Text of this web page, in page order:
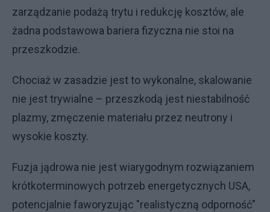
zarządzanie podażą trytu i redukcję kosztów, ale
żadna podstawowa bariera fizyczna nie stoi na
przeszkodzie.
Chociaż w zasadzie jest to wykonalne, skalowanie
nie jest trywialne – przeszkodą jest niestabilność
plazmy, zmęczenie materiału przez neutrony i
wysokie koszty.
Fuzja jądrowa nie jest wiarygodnym rozwiązaniem
krótkoterminowych potrzeb energetycznych USA,
potencjalnie faworyzując "realistyczną odporność"